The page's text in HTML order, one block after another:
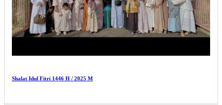
Shalat Idul Fitri 1446 H / 2025 M